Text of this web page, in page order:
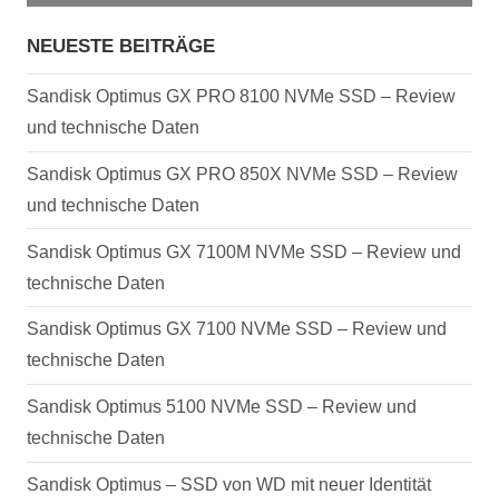
NEUESTE BEITRÄGE
Sandisk Optimus GX PRO 8100 NVMe SSD – Review
und technische Daten
Sandisk Optimus GX PRO 850X NVMe SSD – Review
und technische Daten
Sandisk Optimus GX 7100M NVMe SSD – Review und
technische Daten
Sandisk Optimus GX 7100 NVMe SSD – Review und
technische Daten
Sandisk Optimus 5100 NVMe SSD – Review und
technische Daten
Sandisk Optimus – SSD von WD mit neuer Identität